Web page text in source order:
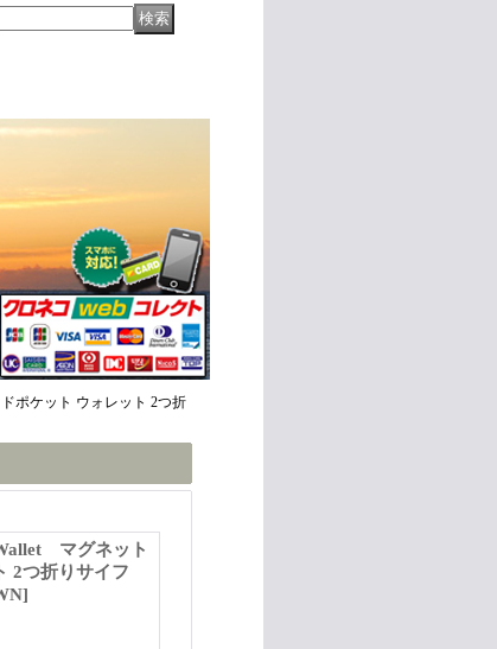
ポケット ウォレット 2つ折
マグネット
2つ折りサイフ